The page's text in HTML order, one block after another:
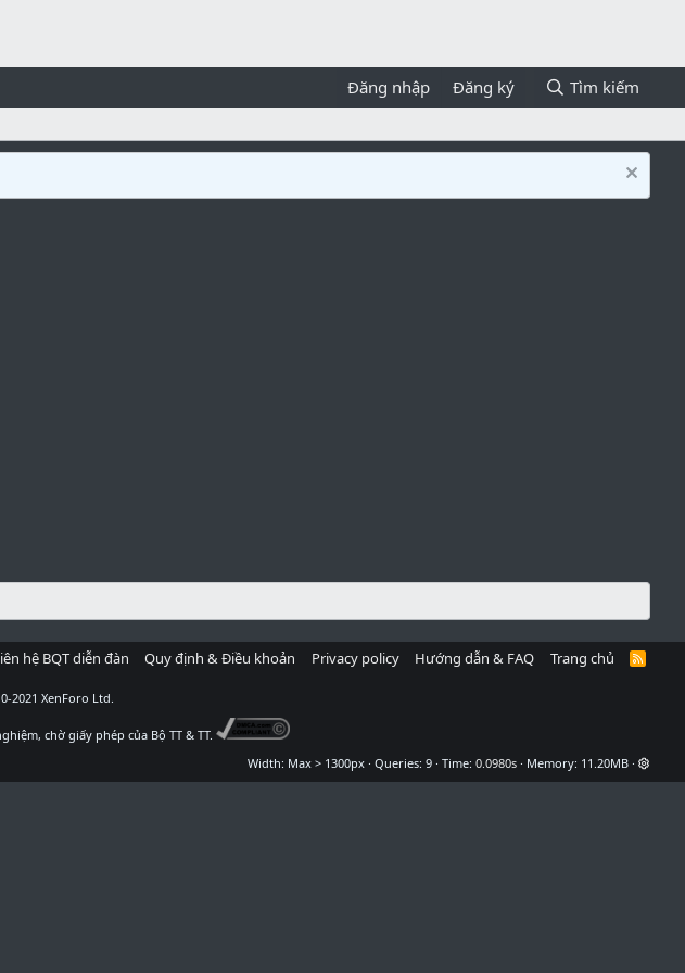
Đăng nhập Đăng ký Tìm kiếm
hệ BQT diễn đàn Quy định & Điều khoản Privacy policy Hướng dẫn & FAQ Trang chủ
R
S
2021 XenForo Ltd.
chờ giấy phép của Bộ TT & TT.
Width
Queries 9 Time 0.0980s Memory 11.20MB